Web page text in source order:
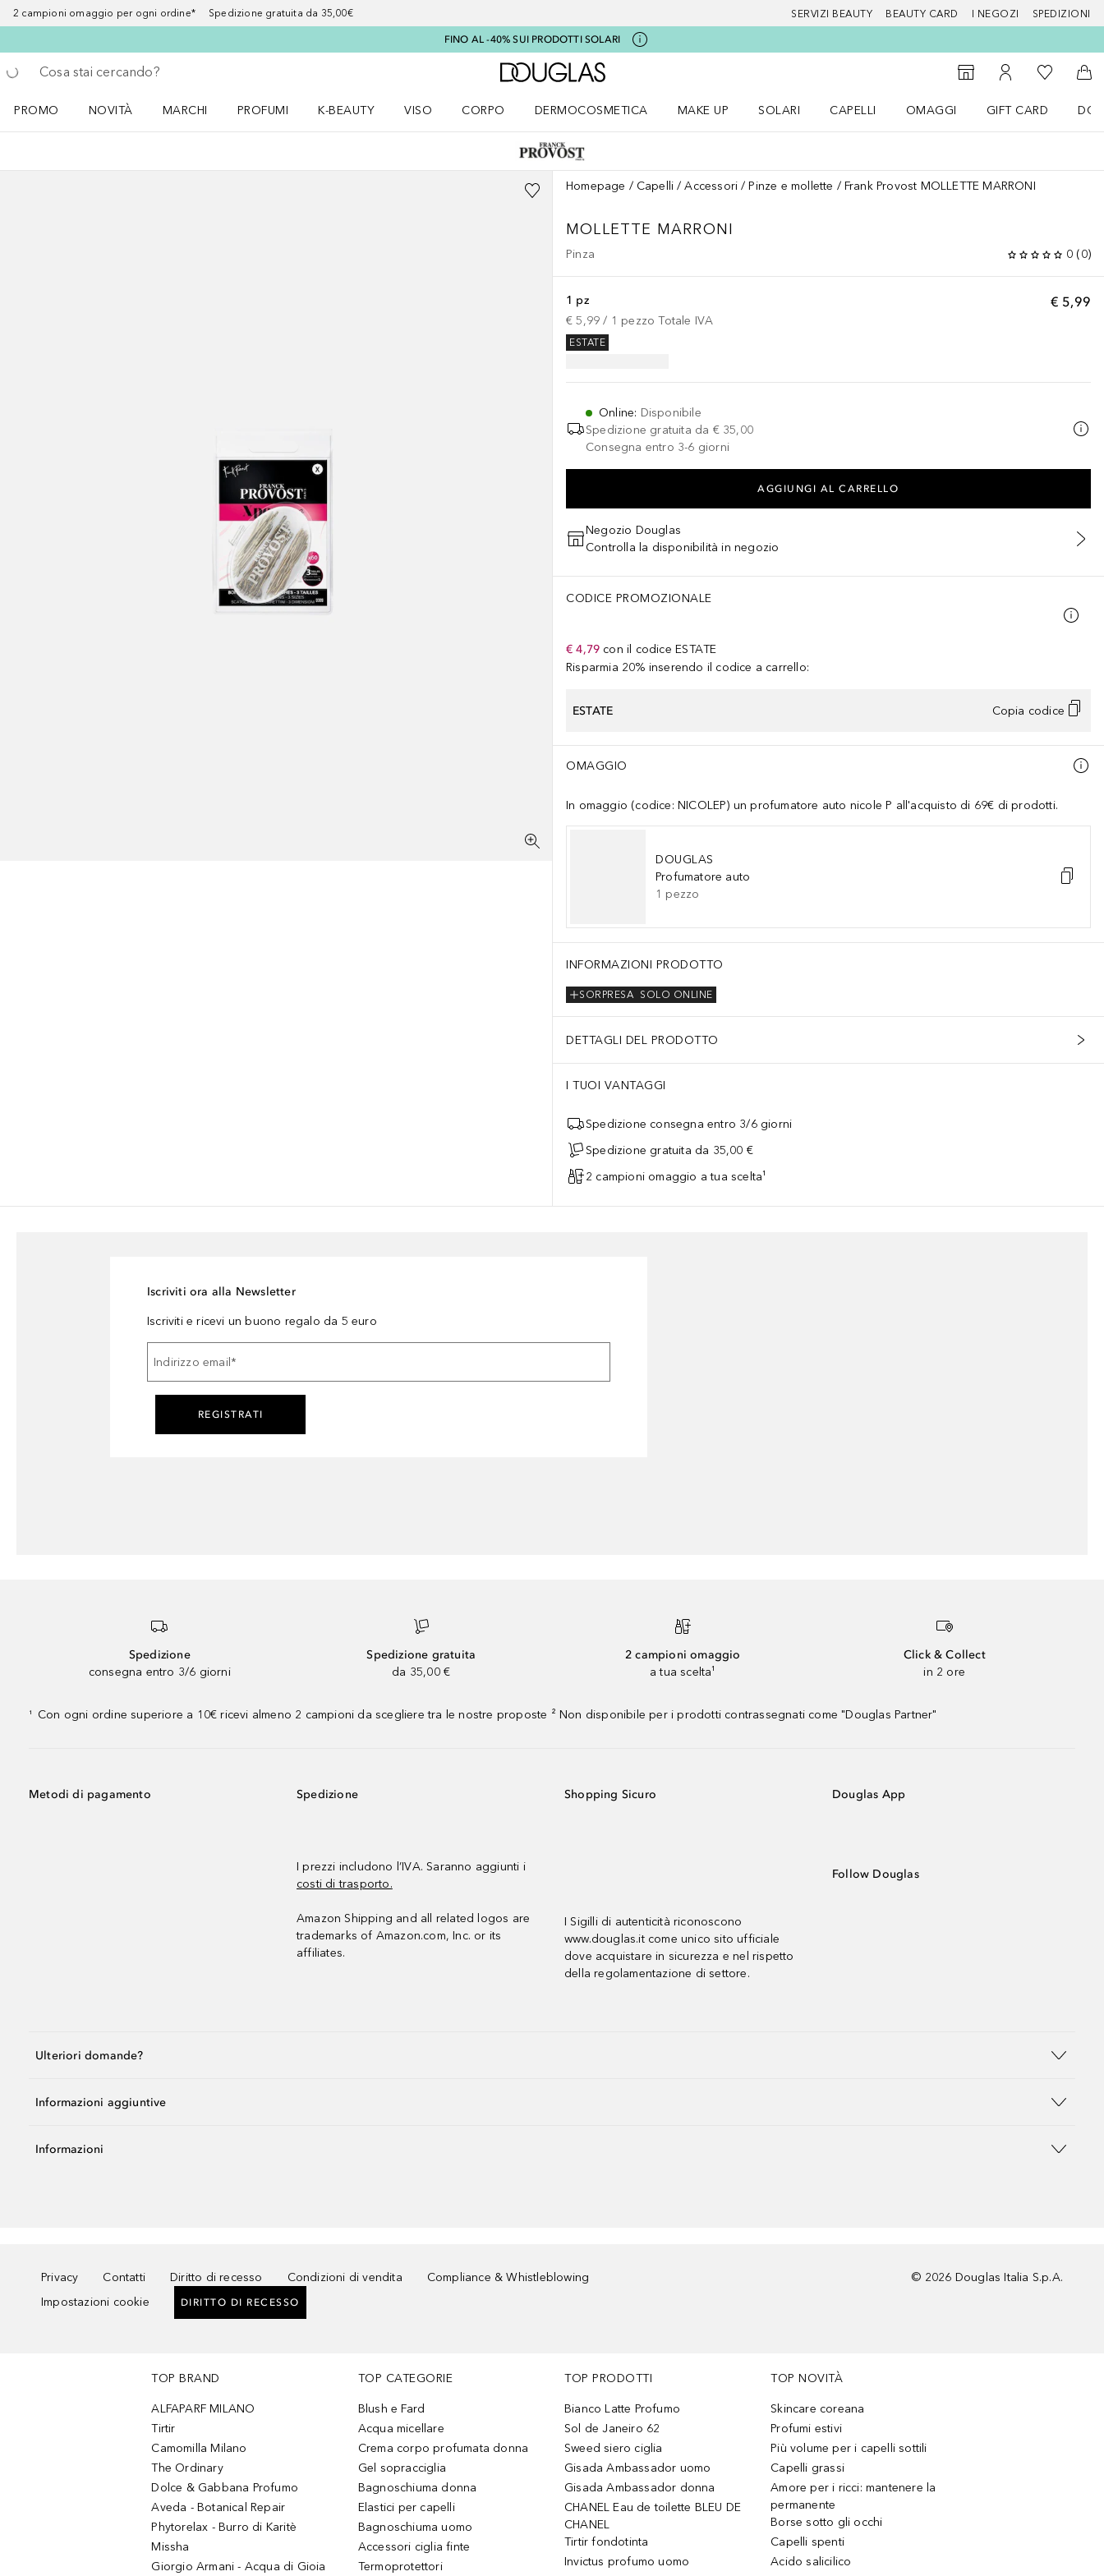
2 campioni omaggio per ogni ordine* Spedizione gratuita da 35,00€ SERVIZI BEAUTY BEAUTY CARD I NEGOZI SPEDIZIONI
FINO AL -40% SUI PRODOTTI SOLARI
Torna indietro
Esegui ricerca
A Douglas Home
StorefinderAl Mio Account
Alla Mia
Al
PROMO
NOVITÀ
MARCHI
PROFUMI
K-BEAUTY
VISO
CORPO
DERMOCOSMETICA
MAKE UP
SOLARI
CAPELLI
OMAGGI
GIFT CARD
Homepage Capelli Accessori Pinze e mollette Frank Provost MOLLETTE MARRONI
MOLLETTE MARRONI
Pinza 0 (0)
€ 5,99
1 pz
€ 5,99 / 1 pezzo Totale IVA
ESTATE
Online: Disponibile
Spedizione gratuita da € 35,00
Consegna entro 3-6 giorni
AGGIUNGI AL CARRELLO
Negozio Douglas
Controlla la disponibilità in negozio
CODICE PROMOZIONALE
€ 4,79 con il codice ESTATE
Risparmia 20% inserendo il codice a carrello:
ESTATE Copia codice
OMAGGIO
In omaggio (codice: NICOLEP) un profumatore auto nicole P all'acquisto di 69€ di prodotti.
DOUGLAS
Profumatore auto
1 pezzo
INFORMAZIONI PRODOTTO
SOLO ONLINE
SORPRESA
DETTAGLI DEL PRODOTTO
I TUOI VANTAGGI
Spedizione consegna entro 3/6 giorni
Spedizione gratuita da 35,00 €
2 campioni omaggio a tua scelta¹
Iscriviti ora alla Newsletter
Iscriviti e ricevi un buono regalo da 5 euro
Indirizzo email *
REGISTRATI
Spedizione
consegna entro 3/6 giorni
Spedizione gratuita
da 35,00 €
2 campioni omaggio
a tua scelta¹
Click & Collect
in 2 ore
¹ Con ogni ordine superiore a 10€ ricevi almeno 2 campioni da scegliere tra le nostre proposte ² Non disponibile per i prodotti contrassegnati come "Douglas Partner"
Metodi di pagamento Spedizione
I prezzi includono l’IVA. Saranno aggiunti i
costi di trasporto.
Amazon Shipping and all related logos are
trademarks of Amazon.com, Inc. or its
affiliates.
Shopping Sicuro
I Sigilli di autenticità riconoscono
www.douglas.it come unico sito ufficiale
dove acquistare in sicurezza e nel rispetto
della regolamentazione di settore.
Douglas App
Follow Douglas
Ulteriori domande?
Informazioni aggiuntive
Informazioni
Privacy Contatti Diritto di recesso Condizioni di vendita
Compliance & Whistleblowing
Impostazioni cookie
DIRITTO DI RECESSO
© 2026 Douglas Italia S.p.A.
TOP BRAND
ALFAPARF MILANO
Tirtir
Camomilla Milano
The Ordinary
Dolce & Gabbana Profumo
Aveda - Botanical Repair
Phytorelax - Burro di Karitè
Missha
Giorgio Armani - Acqua di Gioia
TOP CATEGORIE
Blush e Fard
Acqua micellare
Crema corpo profumata donna
Gel sopracciglia
Bagnoschiuma donna
Elastici per capelli
Bagnoschiuma uomo
Accessori ciglia finte
Termoprotettori
TOP PRODOTTI
Bianco Latte Profumo
Sol de Janeiro 62
Sweed siero ciglia
Gisada Ambassador uomo
Gisada Ambassador donna
CHANEL Eau de toilette BLEU DE
CHANEL
Tirtir fondotinta
Invictus profumo uomo
TOP NOVITÀ
Skincare coreana
Profumi estivi
Più volume per i capelli sottili
Capelli grassi
Amore per i ricci: mantenere la
permanente
Borse sotto gli occhi
Capelli spenti
Acido salicilico